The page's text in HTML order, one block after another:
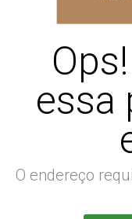
essa
O endereço